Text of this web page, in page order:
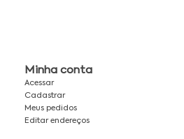
Minha conta
Acessar
Cadastrar
Meus pedidos
Editar endereços